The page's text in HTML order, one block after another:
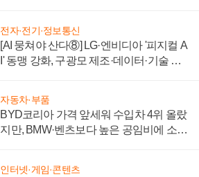
전자·전기·정보통신
[AI 뭉쳐야 산다⑧] LG·엔비디아 '피지컬 A
I' 동맹 강화, 구광모 제조·데이터·기술 결
자동차·부품
BYD코리아 가격 앞세워 수입차 4위 올랐
지만, BMW·벤츠보다 높은 공임비에 소비
인터넷·게임·콘텐츠